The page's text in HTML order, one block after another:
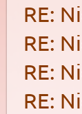
RE:
RE:
RE:
RE: